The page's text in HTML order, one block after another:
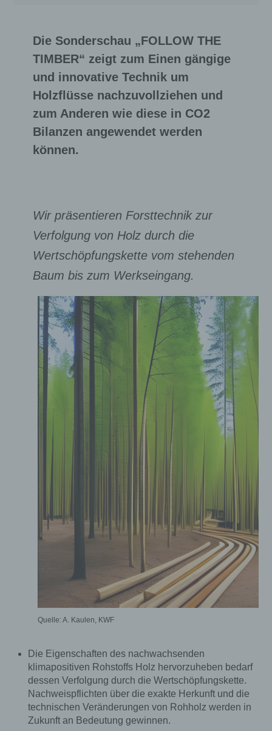
Die Sonderschau „FOLLOW THE
TIMBER“ zeigt zum Einen gängige
und innovative Technik um
Holzflüsse nachzuvollziehen und
zum Anderen wie diese in CO2
Bilanzen angewendet werden
können.
Wir präsentieren Forsttechnik zur
Verfolgung von Holz durch die
Wertschöpfungskette vom stehenden
Baum bis zum Werkseingang.
Quelle: A. Kaulen, KWF
Die Eigenschaften des nachwachsenden
klimapositiven Rohstoffs Holz hervorzuheben bedarf
dessen Verfolgung durch die Wertschöpfungskette.
Nachweispflichten über die exakte Herkunft und die
technischen Veränderungen von Rohholz werden in
Zukunft an Bedeutung gewinnen.